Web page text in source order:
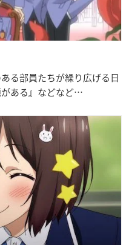
る部員たちが繰り広げる日
ある』などなど…